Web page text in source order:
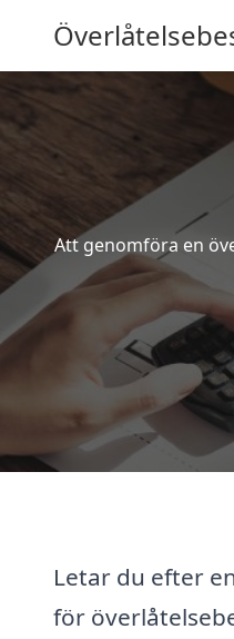
Att genomföra en
Letar du efter
för